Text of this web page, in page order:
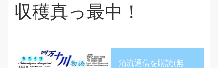
収穫真っ最中！
清流通信を購読(無